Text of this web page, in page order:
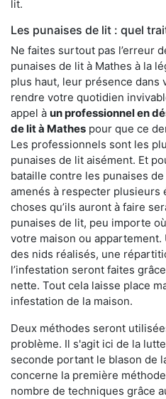
lit.
Les punaises de lit : quel
Ne faites surtout pas l’erreur
punaises de lit à Mathes à la
plus haut, leur présence dans
rendre votre quotidien
appel à un professionnel en
de lit à Mathes pour que ce
Les professionnels sont les
punaises de lit aisément. Et
bataille contre les punaises
amenés à respecter plusieurs
choses qu’ils auront à faire
punaises de lit, peu importe
votre maison ou
des nids réalisés, une
l’infestation seront faites
nette. Tout cela laisse place
infestation de la maison.
Deux méthodes seront
problème. Il s'agit ici de la
seconde portant le blason de
concerne la première
nombre de techniques grâce